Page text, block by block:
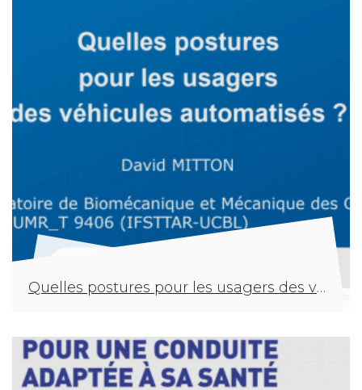
Quelles postures pour les usagers des véhicules automatisés ?